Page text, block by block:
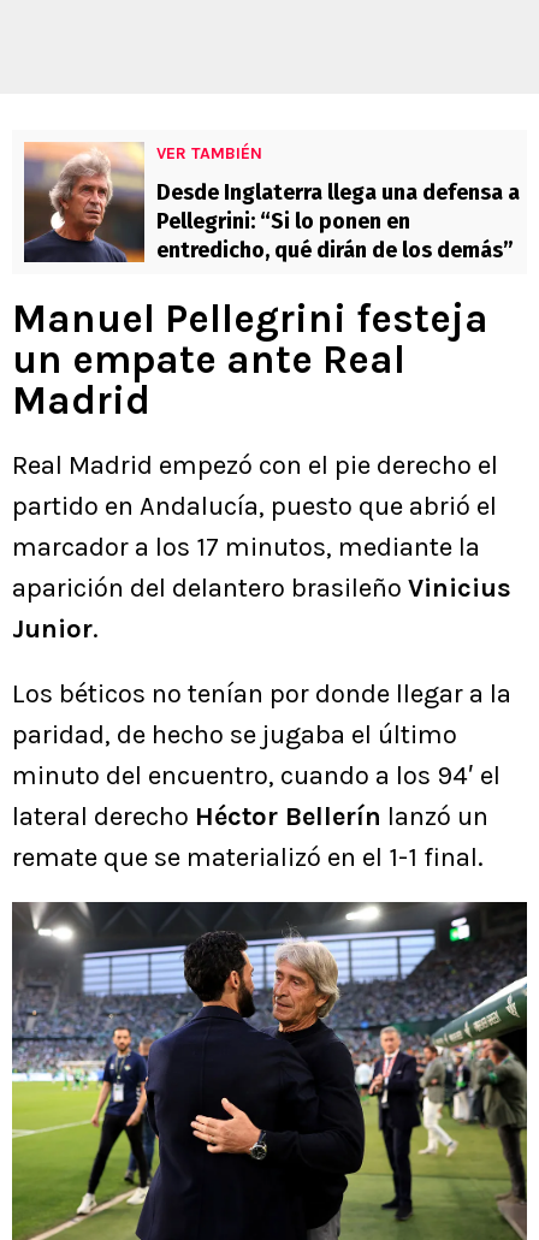
VER TAMBIÉN
Desde Inglaterra llega una defensa a
Pellegrini: “Si lo ponen en
entredicho, qué dirán de los demás”
Manuel Pellegrini festeja
un empate ante Real
Madrid
Real Madrid empezó con el pie derecho el
partido en Andalucía, puesto que abrió el
marcador a los 17 minutos, mediante la
aparición del delantero brasileño Vinicius
Junior.
Los béticos no tenían por donde llegar a la
paridad, de hecho se jugaba el último
minuto del encuentro, cuando a los 94′ el
lateral derecho Héctor Bellerín lanzó un
remate que se materializó en el 1-1 final.